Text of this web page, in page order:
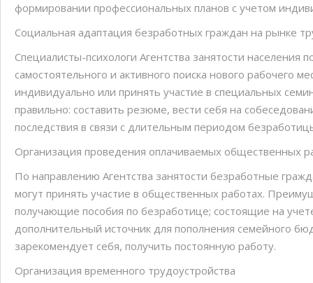
формировании профессиональных планов с учетом
Социальная адаптация безработных граждан на рынке
Специалисты-психологи Агентства занятости
самостоятельного и активного поиска нового рабочего
индивидуально или принять участие в специальных
правильно: составить резюме, вести себя на
последствия в связи с длительным периодом
Организация проведения оплачиваемых общественных
По направлению Агентства занятости безработные
могут принять участие в общественных работах.
получающие пособия по безработице; состоящие на
дополнительный источник для пополнения семейного
зарекомендует себя, получить постоянную работу.
Организация временного трудоустройства